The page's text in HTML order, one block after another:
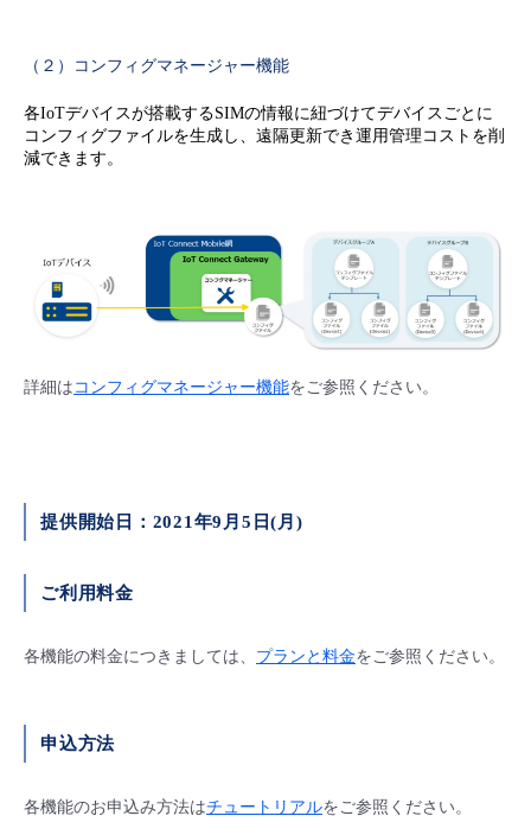
（２） コンフィグマネージャー機能
各IoTデバイスが搭載するSIMの情報に紐づけてデバイスごとに
コンフィグファイルを生成し、遠隔更新でき運用管理コストを削
減できます。
詳細は コンフィグマネージャー機能をご参照ください。
提供開始日： 2021年9 月 5 日(月 )
ご利用料金
各機能の料金につきましては、 プランと料金をご参照ください。
申込方法
各機能のお申込み方法はチュートリアルをご参照ください。